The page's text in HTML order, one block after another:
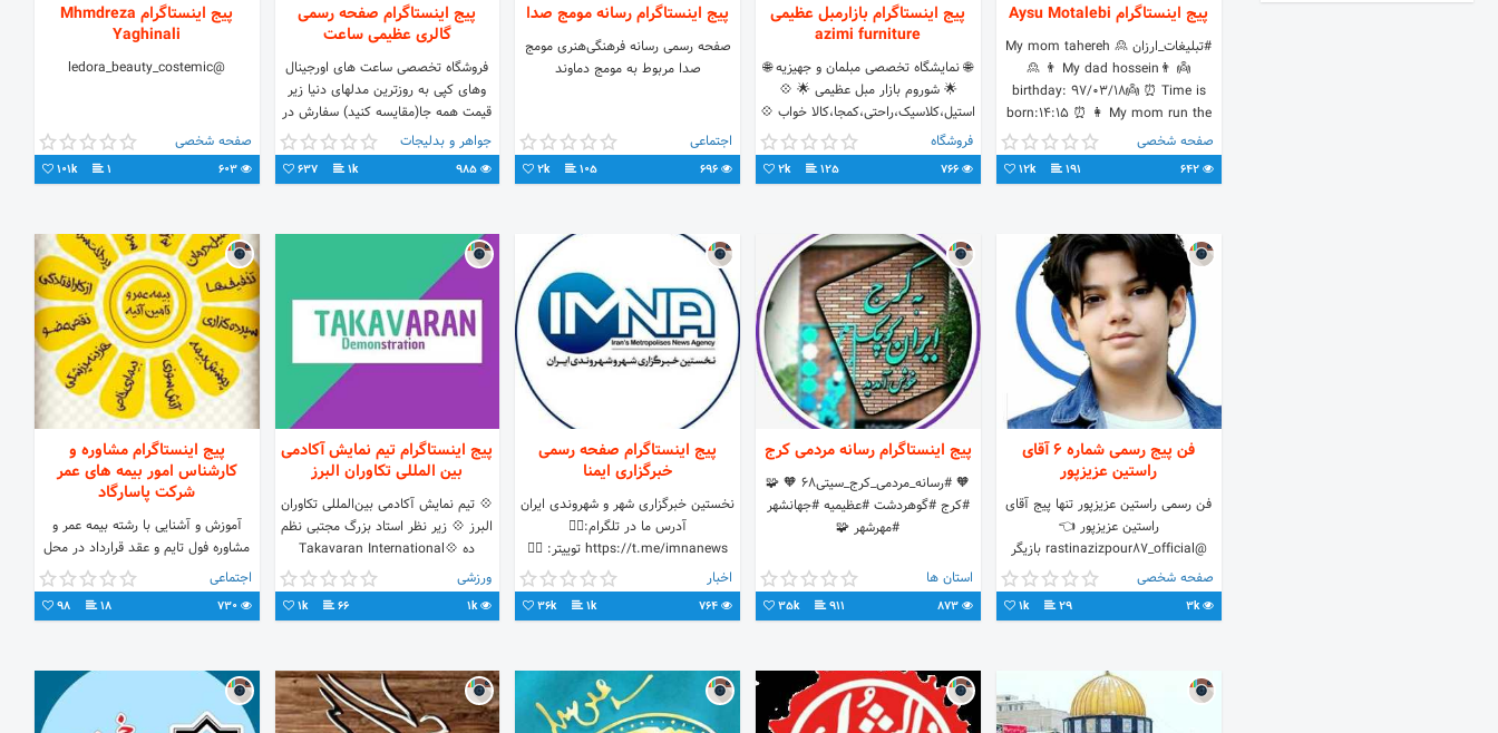
پیج اینستاگرام Aysu Motalebi
#تبلیغات_ارزان 🙎‍️ My mom tahereh
🙎‍ 👨 My dad hossein👨 👼
birthday: 97/03/18👼 ⏰ Time is
born:14:15 ⏰ 👩 My mom run the
page 👩 ❤ Tnx for following aysu
❤
صفحه شخصی
642
191
12k
پیج اینستاگرام بازارمبل عظیمی
azimi furniture
🌐 نمایشگاه تخصصی مبلمان و جهیزیه 🌐
🌟 شوروم بازار مبل عظیمی 🌟 💠
استیل،کلاسیک،راحتی،کمجا،کالا خواب 💠
فروشگاه
766
125
2k
پیج اینستاگرام رسانه مومج صدا
صفحه رسمی رسانه فرهنگی‌هنری مومج
صدا مربوط به مومج دماوند
اجتماعی
696
105
2k
پیج اینستاگرام صفحه رسمی
گالری عظیمی ساعت
فروشگاه تخصصی ساعت های اورجینال
وهای کپی به روزترین مدلهای دنیا زیر
قیمت همه جا(مقایسه کنید) سفارش در
دایرکت واتس آپ وتلگرام👈
09101466364 09124455205📲
جواهر و بدلیجات
985
1k
637
پیج اینستاگرام Mhmdreza
Yaghinali
@ledora_beauty_costemic
صفحه شخصی
603
1
101k
فن پیج رسمی شماره ۶ آقای
راستین عزیزپور
فن رسمی راستین عزیزپور تنها پیج آقای
راستین عزیزپور 👈
@rastinazizpour87_official بازیگر
موفق سینما و تلوزیون 🎬🎭 ششمین فن
رسمی آقای راستین عریزپور
صفحه شخصی
3k
29
1k
پیج اینستاگرام رسانه مردمی کرج
🧡 #رسانه_مردمی_کرج_سیتی۶۸ 🧡 🧩
#کرج #گوهردشت #عظیمیه #جهانشهر
#مهرشهر 🧩
استان ها
873
911
35k
پیج اینستاگرام صفحه رسمی
خبرگزاری ایمنا
نخستین خبرگزاری شهر و شهروندی ایران
اخبار
764
1k
36k
پیج اینستاگرام تیم نمایش آکادمی
بین المللی تکاوران البرز
💠 تیم نمايش آکادمی بین‌المللی تکاوران
البرز 💠 زیر نظر استاد بزرگ مجتبی نظم
ده‌ 💠Takavaran International
DemoTeam‌ 💠Created by Grand
master Nazmdeh
ورزشی
1k
66
1k
پیج اینستاگرام مشاوره و
کارشناس امور بیمه های عمر
شرکت پاسارگاد
آموزش و آشنایی با رشته بیمه عمر و
مشاوره فول تایم و عقد قرارداد در محل
کار شما دوستان عزیز.
اجتماعی
730
18
98